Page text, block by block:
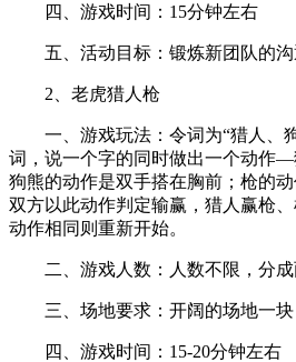
四、游戏时间：15分钟左右
五、活动目标：锻炼新团队的沟
2、老虎猎人枪
一、游戏玩法：令词为“猎人、
词，说一个字的同时做出一个动作—
狗熊的动作是双手搭在胸前；枪的动
双方以此动作判定输赢，猎人赢枪
动作相同则重新开始。
二、游戏人数：人数不限，分成
三、场地要求：开阔的场地一块
四、游戏时间：15-20分钟左右